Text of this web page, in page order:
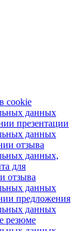
cookie
данных
презентации
данных
отзыва
данных,
для
отзыва
данных
предложения
данных
резюме